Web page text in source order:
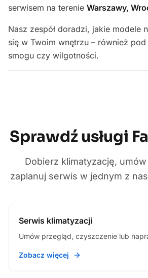
serwisem na terenie Warszawy,
Nasz zespół doradzi, jakie modele
się w Twoim wnętrzu – również
smogu czy wilgotności.
Sprawdź usługi
Dobierz klimatyzację,
zaplanuj serwis w jednym z
Serwis klimatyzacji
Umów przegląd, czyszczenie lub
Zobacz więcej